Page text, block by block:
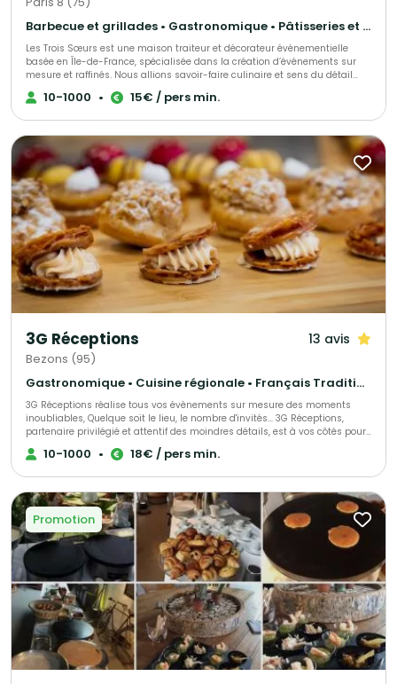
Barbecue et grillades • Gastronomique • Pâtisseries et desserts
Les Trois Sœurs est une maison traiteur et décorateur événementielle
basée en Île-de-France, spécialisée dans la création d’événements sur
mesure et raffinés. Nous allions savoir-faire culinaire et sens du détail
décoratif pour sublimer mariages, fiançailles et autres célébrations
privées, tout comme séminaires, inauguration et autre type d'événements
décoration florale et scénographique à la gastronomie haut de gamme,
notre équipe met son expertise et sa passion au service de vos plus
beaux moments.
10-1000 • 15€ / pers min.
3G Réceptions 13 avis
Bezons (95)
Gastronomique • Cuisine régionale • Français Traditionnel
3G Réceptions réalise tous vos évènements sur mesure des moments
inoubliables, Quelque soit le lieu, le nombre d'invités... 3G Réceptions,
partenaire privilégié et attentif des moindres détails, est à vos côtés pour
organiser votre réception, et vous accompagne depuis la conception
jusqu'à la fin de votre événement. Vous voulez de la féérie, de la
10-1000 • 18€ / pers min.
Promotion